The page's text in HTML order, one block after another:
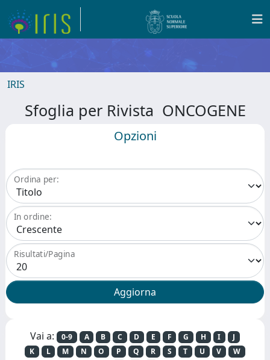
IRIS
Sfoglia per Rivista ONCOGENE
Opzioni
Ordina per:
In ordine:
Risultati/Pagina
Vai a: 0-9 A B C D E F G H I
J
K
L M N O P Q R S T U V
W